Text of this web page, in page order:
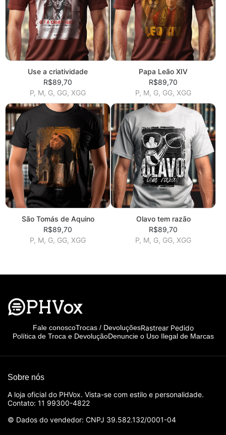
Use a criatividade
R$89,70
P, M, G, GG, XGG
Papa Leão XIV
R$89,70
P, M, G, GG, XGG
São Tomás de Aquino
R$89,70
P, M, G, GG, XGG
Olavo tem razão
R$89,70
P, M, G, GG, XGG
Fale conoscoTrocas / DevoluçõesRastrear Pedido
Política de Troca e DevoluçãoDenuncie o Uso Ilegal de Marcas
Sobre nós
A loja oficial do PHVox. Vista-se com estilo e personalidade.
Contato: 11 99300-4822
© Dados do vendedor: CNPJ 39.582.132/0001-04